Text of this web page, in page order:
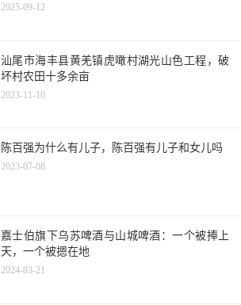
2025-09-12
汕尾市海丰县黄羌镇虎噉村湖光山色工程，破
坏村农田十多余亩
2023-11-10
陈百强为什么有儿子，陈百强有儿子和女儿吗
2023-07-08
嘉士伯旗下乌苏啤酒与山城啤酒：一个被捧上
天，一个被摁在地
2024-03-21